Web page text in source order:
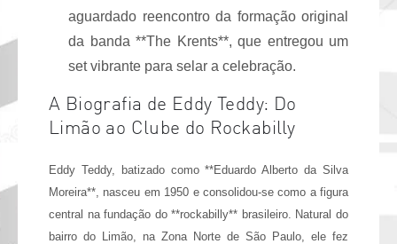
aguardado reencontro da formação original
da banda **The Krents**, que entregou um
set vibrante para selar a celebração.
A Biografia de Eddy Teddy: Do
Limão ao Clube do Rockabilly
Eddy Teddy, batizado como **Eduardo Alberto da Silva
Moreira**, nasceu em 1950 e consolidou-se como a figura
central na fundação do **rockabilly** brasileiro. Natural do
bairro do Limão, na Zona Norte de São Paulo, ele fez